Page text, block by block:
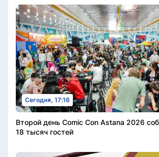
Сегодня, 17:16
Второй день Comic Con Astana 2026
18 тысяч гостей